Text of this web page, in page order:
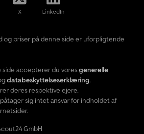
X LinkedIn
og priser på denne side er uforpligtende
accepterer du voresgenerelle
databeskyttelseserklæring.
deres respektive ejere.
sig intet ansvar for indholdet af
GmbH